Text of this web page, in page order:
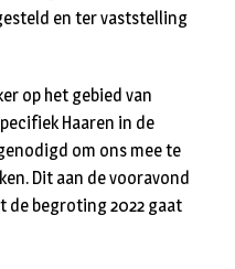
en ter vaststelling
op het gebied van
Haaren in de
om ons mee te
Dit aan de vooravond
de begroting 2022 gaat